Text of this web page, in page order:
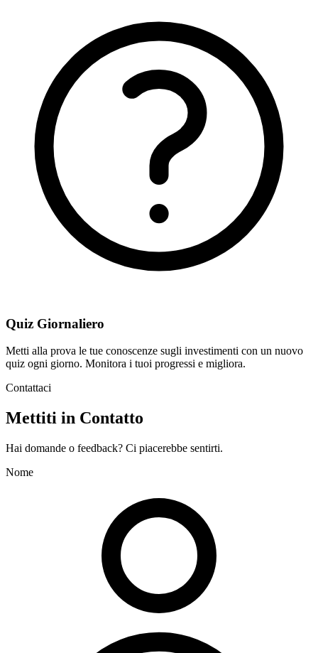
Quiz Giornaliero
Metti alla prova le tue conoscenze sugli investimenti con un nuovo
quiz ogni giorno. Monitora i tuoi progressi e migliora.
Contattaci
Mettiti in Contatto
Hai domande o feedback? Ci piacerebbe sentirti.
Nome